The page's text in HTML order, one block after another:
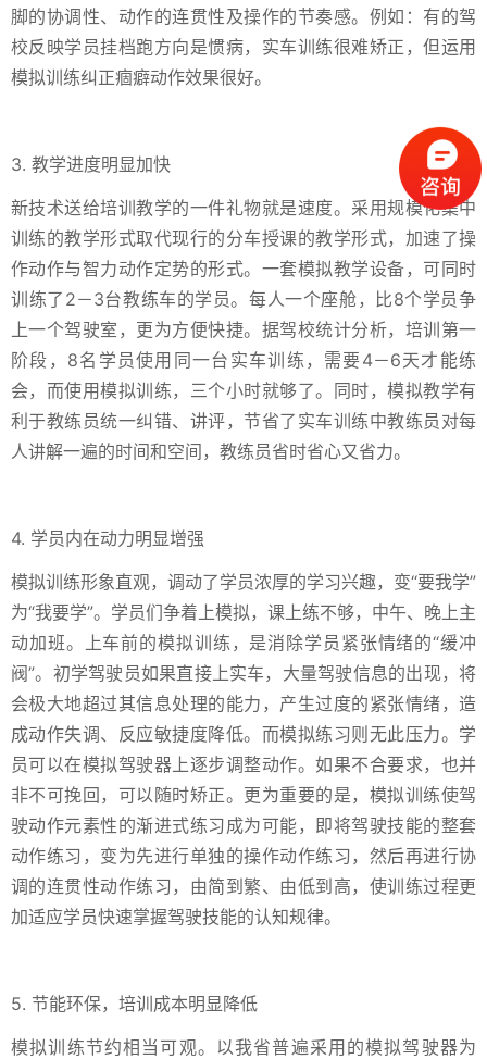
脚的协调性、动作的连贯性及操作的节奏感。例如：有的驾
校反映学员挂档跑方向是惯病，实车训练很难矫正，但运用
模拟训练纠正痼癖动作效果很好。
3. 教学进度明显加快
新技术送给培训教学的一件礼物就是速度。采用规模化集中
训练的教学形式取代现行的分车授课的教学形式，加速了操
作动作与智力动作定势的形式。一套模拟教学设备，可同时
训练了2－3台教练车的学员。每人一个座舱，比8个学员争
上一个驾驶室，更为方便快捷。据驾校统计分析，培训第一
阶段，8名学员使用同一台实车训练，需要4－6天才能练
会，而使用模拟训练，三个小时就够了。同时，模拟教学有
利于教练员统一纠错、讲评，节省了实车训练中教练员对每
人讲解一遍的时间和空间，教练员省时省心又省力。
4. 学员内在动力明显增强
模拟训练形象直观，调动了学员浓厚的学习兴趣，变“要我学”
为“我要学”。学员们争着上模拟，课上练不够，中午、晚上主
动加班。上车前的模拟训练，是消除学员紧张情绪的“缓冲
阀”。初学驾驶员如果直接上实车，大量驾驶信息的出现，将
会极大地超过其信息处理的能力，产生过度的紧张情绪，造
成动作失调、反应敏捷度降低。而模拟练习则无此压力。学
员可以在模拟驾驶器上逐步调整动作。如果不合要求，也并
非不可挽回，可以随时矫正。更为重要的是，模拟训练使驾
驶动作元素性的渐进式练习成为可能，即将驾驶技能的整套
动作练习，变为先进行单独的操作动作练习，然后再进行协
调的连贯性动作练习，由简到繁、由低到高，使训练过程更
加适应学员快速掌握驾驶技能的认知规律。
5. 节能环保，培训成本明显降低
模拟训练节约相当可观。以我省普遍采用的模拟驾驶器为